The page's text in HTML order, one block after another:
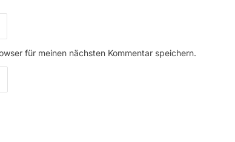
für meinen nächsten Kommentar speichern.